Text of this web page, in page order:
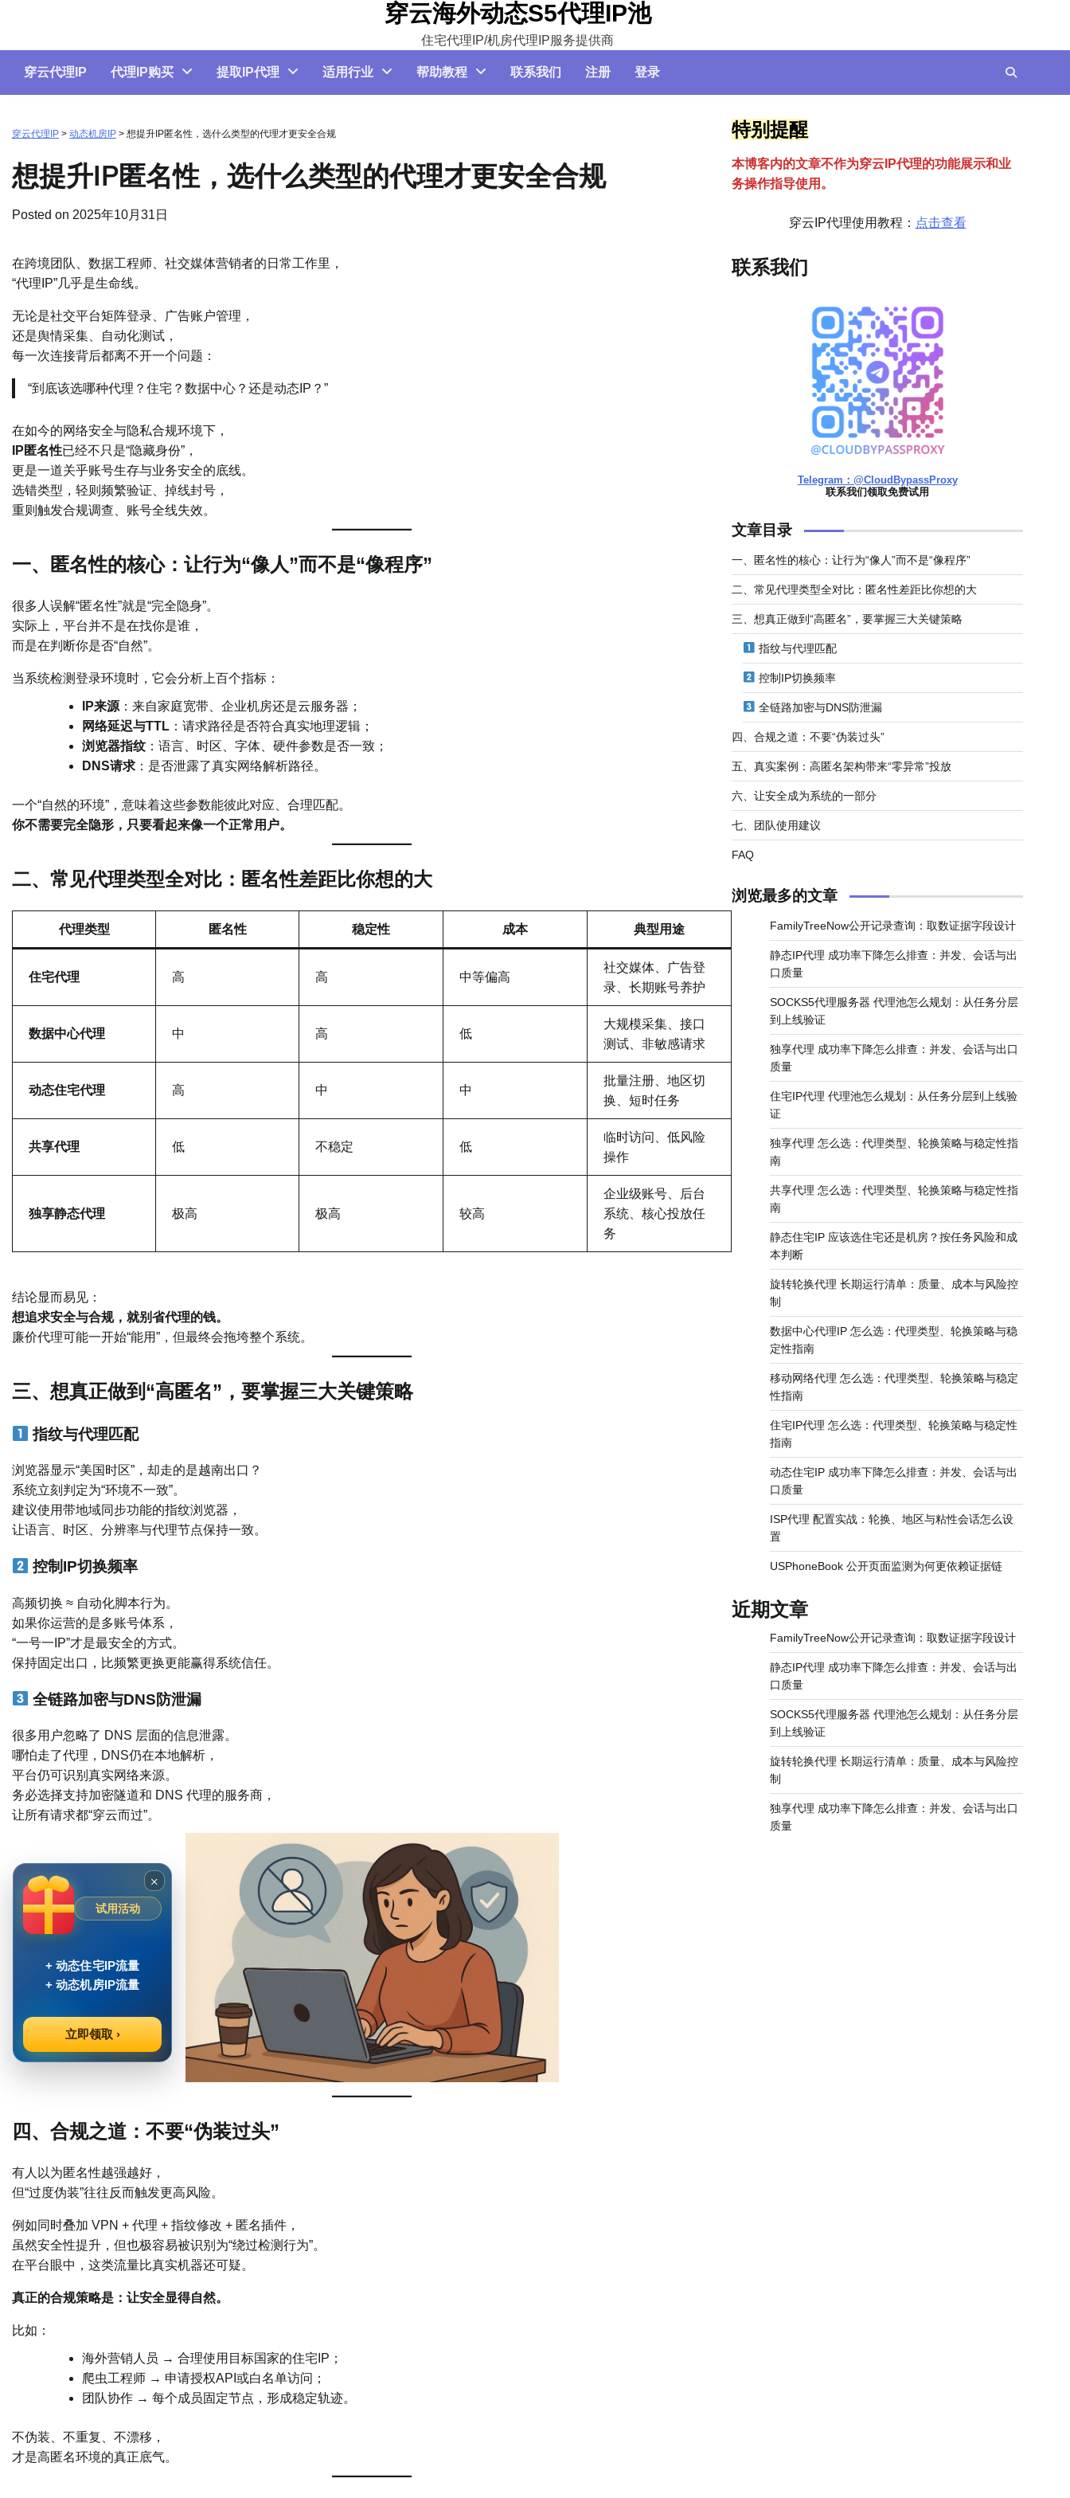
content
穿云海外动态S5代理IP池
住宅代理IP/机房代理IP服务提供商
穿云代理IP 代理IP购买 提取IP代理 适用行业 帮助教程 联系我们 注册 登录
穿云代理IP > 动态机房IP > 想提升IP匿名性，选什么类型的代理才更安全合规
想提升IP匿名性，选什么类型的代理才更安全合规
Posted on 2025年10月31日
在跨境团队、数据工程师、社交媒体营销者的日常工作里，
“代理IP”几乎是生命线。
无论是社交平台矩阵登录、广告账户管理，
还是舆情采集、自动化测试，
每一次连接背后都离不开一个问题：
“到底该选哪种代理？住宅？数据中心？还是动态IP？”
在如今的网络安全与隐私合规环境下，
IP匿名性已经不只是“隐藏身份”，
更是一道关乎账号生存与业务安全的底线。
选错类型，轻则频繁验证、掉线封号，
重则触发合规调查、账号全线失效。
一、匿名性的核心：让行为“像人”而不是“像程序”
很多人误解“匿名性”就是“完全隐身”。
实际上，平台并不是在找你是谁，
而是在判断你是否“自然”。
当系统检测登录环境时，它会分析上百个指标：
IP来源 ：来自家庭宽带、企业机房还是云服务器；
网络延迟与TTL ：请求路径是否符合真实地理逻辑；
浏览器指纹：语言、时区、字体、硬件参数是否一致；
DNS请求 ：是否泄露了真实网络解析路径。
一个“自然的环境”，意味着这些参数能彼此对应、合理匹配。
你不需要完全隐形，只要看起来像一个正常用户。
二、常见代理类型全对比：匿名性差距比你想的大
代理类型 匿名性 稳定性 成本 典型用途
住宅代理 高 高 中等偏高
社交媒体、广告登
录、长期账号养护
数据中心代理 中 高 低
大规模采集、接口
测试、非敏感请求
动态住宅代理 高 中 中
批量注册、地区切
换、短时任务
共享代理 低 不稳定 低
临时访问、低风险
操作
独享静态代理 极高 极高 较高
企业级账号、后台
系统、核心投放任
务
结论显而易见：
想追求安全与合规，就别省代理的钱。
廉价代理可能一开始“能用”，但最终会拖垮整个系统。
三、想真正做到“高匿名”，要掌握三大关键策略
指纹与代理匹配
浏览器显示“美国时区”，却走的是越南出口？
系统立刻判定为“环境不一致”。
建议使用带地域同步功能的指纹浏览器，
让语言、时区、分辨率与代理节点保持一致。
控制IP切换频率
高频切换 ≈ 自动化脚本行为。
如果你运营的是多账号体系，
“一号一IP”才是最安全的方式。
保持固定出口，比频繁更换更能赢得系统信任。
全链路加密与DNS防泄漏
很多用户忽略了 DNS 层面的信息泄露。
哪怕走了代理，DNS仍在本地解析，
平台仍可识别真实网络来源。
务必选择支持加密隧道和 DNS 代理的服务商，
让所有请求都“穿云而过”。
四、合规之道：不要“伪装过头”
有人以为匿名性越强越好，
但“过度伪装”往往反而触发更高风险。
例如同时叠加 VPN + 代理 + 指纹修改 + 匿名插件，
虽然安全性提升，但也极容易被识别为“绕过检测行为”。
在平台眼中，这类流量比真实机器还可疑。
真正的合规策略是：让安全显得自然。
比如：
海外营销人员 → 合理使用目标国家的住宅IP；
爬虫工程师 → 申请授权API或白名单访问；
团队协作 → 每个成员固定节点，形成稳定轨迹。
不伪装、不重复、不漂移，
才是高匿名环境的真正底气。
特别提醒
本博客内的文章不作为穿云 P代理的功能展示和业
务操作指导使用。
穿云IP代理使用教程： 点击查看
联系我们
Telegram：@CloudBypassProxy
联系我们领取免费试用
文章目录
一、匿名性的核心：让行为“像人”而不是“像程序”
二、常见代理类型全对比：匿名性差距比你想的大
三、想真正做到“高匿名”，要掌握三大关键策略
指纹与代理匹配
控制IP切换频率
全链路加密与DNS防泄漏
四、合规之道：不要“伪装过头”
五、真实案例：高匿名架构带来“零异常”投放
六、让安全成为系统的一部分
七、团队使用建议
FAQ
浏览最多的文章
FamilyTreeNow公开记录查询：取数证据字段设计
静态IP代理 成功率下降怎么排查：并发、会话与出
口质量
SOCKS5代理服务器 代理池怎么规划：从任务分层
到上线验证
独享代理 成功率下降怎么排查：并发、会话与出口
质量
住宅IP代理 代理池怎么规划：从任务分层到上线验
证
独享代理 怎么选：代理类型、轮换策略与稳定性指
南
共享代理 怎么选：代理类型、轮换策略与稳定性指
南
静态住宅IP 应该选住宅还是机房？按任务风险和成
本判断
旋转轮换代理 长期运行清单：质量、成本与风险控
制
数据中心代理IP 怎么选：代理类型、轮换策略与稳
定性指南
移动网络代理 怎么选：代理类型、轮换策略与稳定
性指南
住宅IP代理 怎么选：代理类型、轮换策略与稳定性
指南
动态住宅IP 成功率下降怎么排查：并发、会话与出
口质量
ISP代理 配置实战：轮换、地区与粘性会话怎么设
置
USPhoneBook 公开页面监测为何更依赖证据链
近期文章
FamilyTreeNow公开记录查询：取数证据字段设计
静态IP代理 成功率下降怎么排查：并发、会话与出
口质量
SOCKS5代理服务器 代理池怎么规划：从任务分层
到上线验证
旋转轮换代理 长期运行清单：质量、成本与风险控
制
独享代理 成功率下降怎么排查：并发、会话与出口
质量
×
试用活动
+ 动态住宅IP流量
+ 动态机房IP流量
立即领取 ›